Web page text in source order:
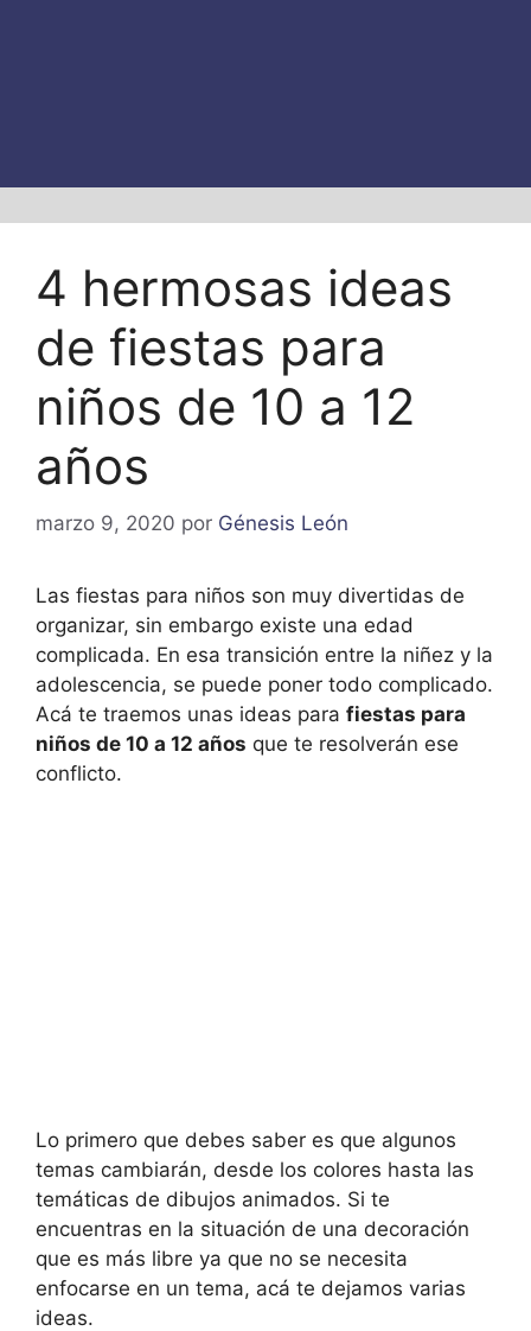
4 hermosas ideas
de fiestas para
niños de 10 a 12
años
marzo 9, 2020 por Génesis León
Las fiestas para niños son muy divertidas de
organizar, sin embargo existe una edad
complicada. En esa transición entre la niñez y la
adolescencia, se puede poner todo complicado.
Acá te traemos unas ideas para fiestas para
niños de 10 a 12 años que te resolverán ese
conflicto.
Lo primero que debes saber es que algunos
temas cambiarán, desde los colores hasta las
temáticas de dibujos animados. Si te
encuentras en la situación de una decoración
que es más libre ya que no se necesita
enfocarse en un tema, acá te dejamos varias
ideas.